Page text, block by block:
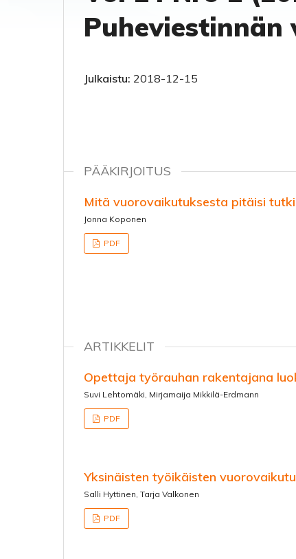
Puheviestinnän
Julkaistu: 2018-12-15
PÄÄKIRJOITUS
Mitä vuorovaikutuksesta pitäisi
Jonna Koponen
PDF
ARTIKKELIT
Opettaja työrauhan rakentajana
Suvi Lehtomäki, Mirjamaija Mikkilä-Erdmann
PDF
Yksinäisten työikäisten
Salli Hyttinen, Tarja Valkonen
PDF